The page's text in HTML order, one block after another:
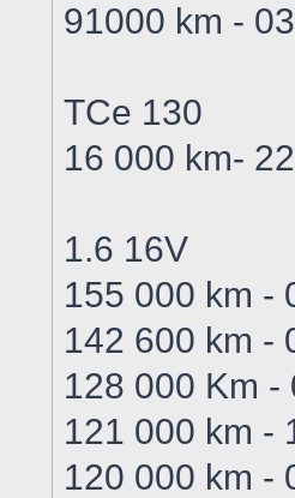
91000 km -
TCe 130
16 000 km-
1.6 16V
155 000 km -
142 600 km -
128 000 Km -
121 000 km -
120 000 km -